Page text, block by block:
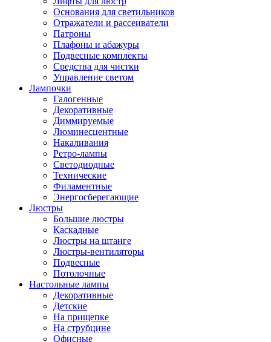
Основания для светильников
Отражатели и рассеиватели
Патроны
Плафоны и абажуры
Подвесные комплекты
Средства для чистки
Управление светом
Лампочки
Галогенные
Декоративные
Диммируемые
Люминесцентные
Накаливания
Ретро-лампы
Светодиодные
Технические
Филаментные
Энергосберегающие
Люстры
Большие люстры
Каскадные
Люстры на штанге
Люстры-вентиляторы
Подвесные
Потолочные
Настольные лампы
Декоративные
Детские
На прищепке
На струбцине
Офисные